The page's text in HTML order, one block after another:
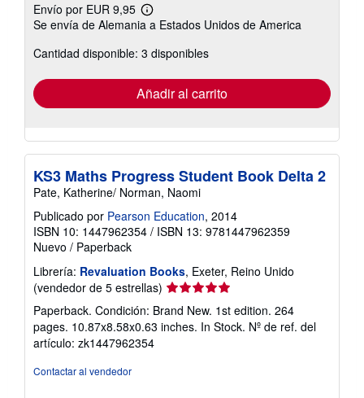
Envío por EUR 9,95
Más
información
las
tarifas
envío
Se envía de Alemania a Estados Unidos de America
Cantidad disponible: 3 disponibles
Añadir al carrito
KS3 Maths Progress Student Book Delta 2
Pate, Katherine/ Norman, Naomi
Publicado por Pearson Education, 2014
ISBN 10: 1447962354 / ISBN 13: 9781447962359
Nuevo / Paperback
Librería: Revaluation Books, Exeter, Reino Unido
(vendedor de 5 estrellas) Calificación
vendedor:
5
Paperback. Condición: Brand New. 1st edition. 264
pages. 10.87x8.58x0.63 inches. In Stock. Nº de ref. del
artículo: zk1447962354
Contactar al vendedor